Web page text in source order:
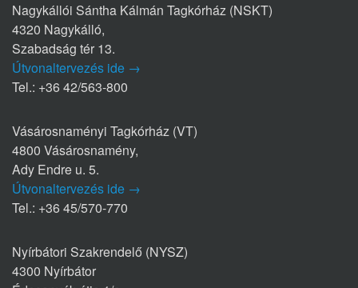
Nagykállói Sántha Kálmán Tagkórház (NSKT)
4320 Nagykálló,
Szabadság tér 13.
Útvonaltervezés ide →
Tel.: +36 42/563-800
Vásárosnaményi Tagkórház (VT)
4800 Vásárosnamény,
Ady Endre u. 5.
Útvonaltervezés ide →
Tel.: +36 45/570-770
Nyírbátori Szakrendelő (NYSZ)
4300 Nyírbátor